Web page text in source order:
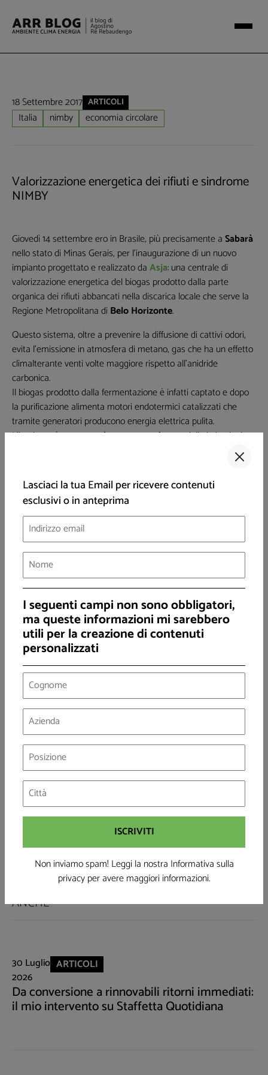
18 Settembre 2017 ARTICOLI
Italia nimby economia circolare
Valorizzazione energetica dei rifiuti e sindrome
NIMBY
Giovedì 14 settembre ero in Brasile, più precisamente aSabarà
nello stato di Minas Gerais, per l’inaugurazione di un nuovo
impianto progettato e realizzato daAsja: una centrale di
valorizzazione energetica del biogas prodotto dalla parte
organica dei rifiuti abbancati nella discarica locale che serve la
Regione Metropolitana di Belo Horizonte.
Questo sistema, oltre a prevenire la diffusione di cattivi odori,
evita l’emissione in atmosfera di metano, gas che ha un effetto
climalterante venti volte maggiore rispetto all'anidride
carbonica.
Il biogas prodotto dalla fermentazione è infatti captato e dopo
la purificazione alimenta motori endotermici catalizzati che
tramite generatori producono energia elettrica pulita.
L'impianto è statoaccolto con entusiasmodalle istituzioni
locali e dalla comunità, pienamente consapevoli dei benefici
Al contrario, il nostro Paese ha visto negli ultimi anni un
aumento significativo deimovimenti di opposizione a opere
di pubblica utilità- la cosiddetta sindrome NIMBY - sia
pubbliche o private. In particolare, come monitorato
annualmente dalNimby Forum, ad incontrare le maggiori
resistenze sono proprio quei progetti che mirano a trasformare
il rifiuto in risorsa, in linea con il paradigma dell’Economia
Circolare fatto proprio dalla Commissione Europea con
l’adozione delrelativo Pacchetto di proposte legislative
dicembre del 2015.
Fermo restando la necessità di utilizzare sempre le soluzioni
tecnologicamente più avanzate (
garantire il rispetto delle norme atte a prevenire il rischio
sanitario ed ambientale, non ci si dovrebbe arrendere davanti
alla miope opposizione, per partito preso, al cambio dellostatus
quo. Dal momento che si ha più paura di ciò che non si
conosce, gli strumenti più efficaci per contrastare questo
fenomeno sono l'informazione e la comunicazione
ambientale. Le tecnologie per trasformare il rifiuto in risorsa
esistono: è il momento di renderle simpatiche.
Share
SE TI È PIACIUTO QUESTO ARTICOLO LEGGI
ANCHE
30 Luglio
2026
ARTICOLI
Da conversione a rinnovabili ritorni immediati:
il mio intervento su Staffetta Quotidiana
Lasciaci la tua Email per ricevere contenuti
esclusivi o in anteprima
I seguenti campi non sono obbligatori,
ma queste informazioni mi sarebbero
utili per la creazione di contenuti
personalizzati
Non inviamo spam! Leggi la nostra Informativa sulla
privacyper avere maggiori informazioni.